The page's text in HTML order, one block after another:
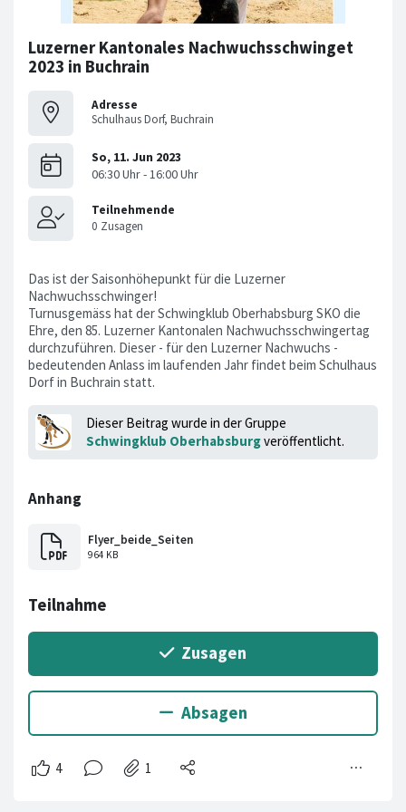
Luzerner Kantonales Nachwuchsschwinget
2023 in Buchrain
Adresse
Schulhaus Dorf, Buchrain
Das ist der Saisonhöhepunkt für die Luzerner
Nachwuchsschwinger!
Turnusgemäss hat der Schwingklub Oberhabsburg SKO die
Ehre, den 85. Luzerner Kantonalen Nachwuchsschwingertag
durchzuführen. Dieser - für den Luzerner Nachwuchs -
bedeutenden Anlass im laufenden Jahr findet beim Schulhaus
Dorf in Buchrain statt.
Dieser Beitrag wurde in der Gruppe
Schwingklub Oberhabsburgveröffentlicht.